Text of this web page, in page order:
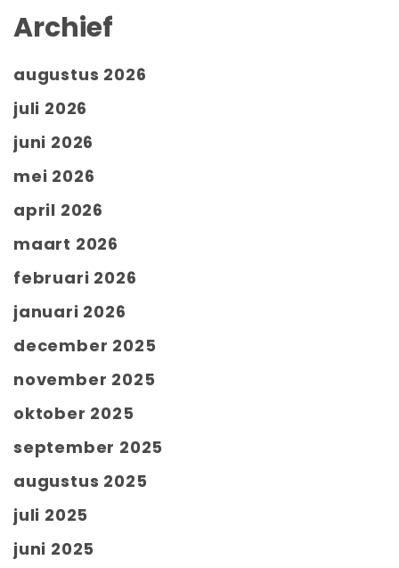
Archief
augustus 2026
juli 2026
juni 2026
mei 2026
april 2026
maart 2026
februari 2026
januari 2026
december 2025
november 2025
oktober 2025
september 2025
augustus 2025
juli 2025
juni 2025